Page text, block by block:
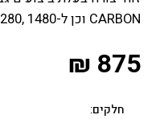
CARBON וכן ל-PHANTOM CARBON 1280, 1480 ו-1780.
חלקים:
₪ 875